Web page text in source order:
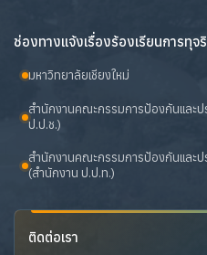
ช่องทางแจ้งเรื่องร้องเรียนการทุ
มหาวิทยาลัยเชียงใหม่
สำนักงานคณะกรรมการป้องกันและ
ป.ป.ช.)
สำนักงานคณะกรรมการป้องกันและ
(สำนักงาน ป.ป.ท.)
ติดต่อเรา